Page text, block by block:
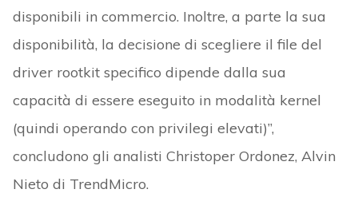
disponibili in commercio. Inoltre, a parte la sua
disponibilità, la decisione di scegliere il file del
driver rootkit specifico dipende dalla sua
capacità di essere eseguito in modalità kernel
(quindi operando con privilegi elevati)”,
concludono gli analisti Christoper Ordonez, Alvin
Nieto di TrendMicro.